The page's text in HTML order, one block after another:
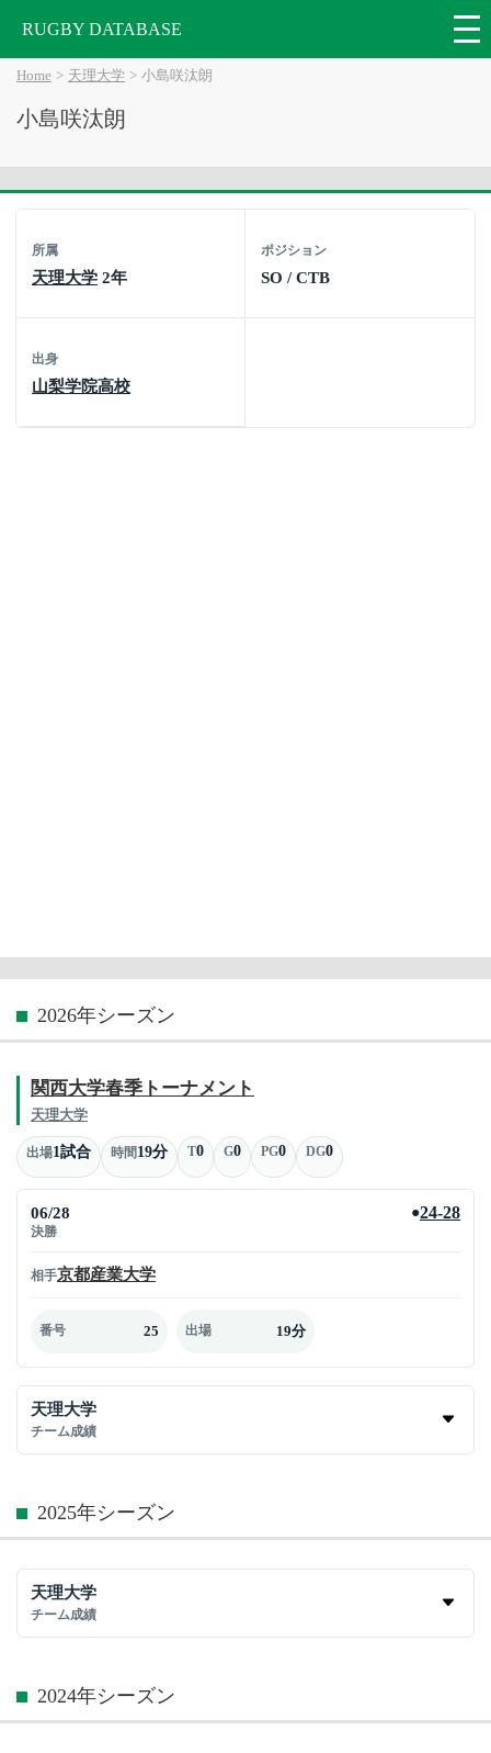
RUGBY DATABASE
Home 天理大学 小島咲汰朗
小島咲汰朗
所属
天理大学 2年
ポジション
SO / CTB
出身
山梨学院高校
2026年シーズン
関西大学春季トーナメント
天理大学
出場1試合 時間19分 T0 G0 PG0 DG0
06/28
決勝
●24-28
相手京都産業大学
番号 25 出場 19分
天理大学
チーム成績
2025年シーズン
天理大学
チーム成績
2024年シーズン